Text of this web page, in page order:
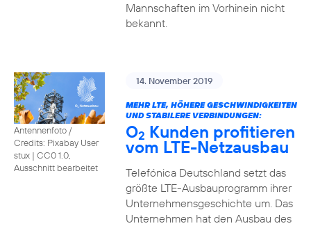
Mannschaften im Vorhinein nicht
bekannt.
Antennenfoto /
Credits: Pixabay User
stux | CC0 1.0,
Ausschnitt bearbeitet
14. November 2019
MEHR LTE, HÖHERE GESCHWINDIGKEITEN
UND STABILERE VERBINDUNGEN:
O2 Kunden profitieren
vom LTE-Netzausbau
Telefónica Deutschland setzt das
größte LTE-Ausbauprogramm ihrer
Unternehmensgeschichte um. Das
Unternehmen hat den Ausbau des